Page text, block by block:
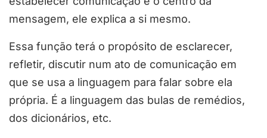
mensagem, ele explica a si mesmo.
Essa função terá o propósito de esclarecer,
refletir, discutir num ato de comunicação em
que se usa a linguagem para falar sobre ela
própria. É a linguagem das bulas de remédios,
dos dicionários, etc.